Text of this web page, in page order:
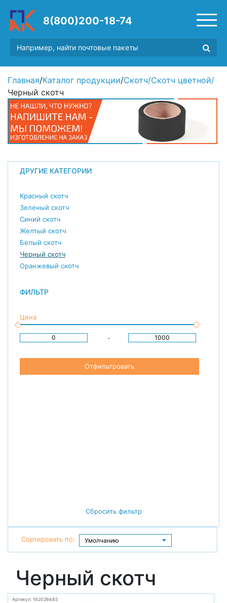
8(800)200-18-74
Главная/Каталог продукции/Скотч/Скотч цветной/
Черный скотч
ДРУГИЕ КАТЕГОРИИ
Красный скотч
Зеленый скотч
Синий скотч
Желтый скотч
Белый скотч
Черный скотч
Оранжевый скотч
ФИЛЬТР
Цена
-
Отфильтровать
Сбросить фильтр
Сортировать по:
Черный скотч
Артикул: 162026685